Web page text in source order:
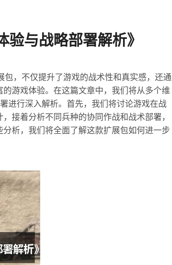
验与战略部署解析》
包，不仅提升了游戏的战术性和真实感，还通
游戏体验。在这篇文章中，我们将从多个维
进行深入解析。首先，我们将讨论游戏在战
接着分析不同兵种的协同作战和战术部署，
析，我们将全面了解这款扩展包如何进一步